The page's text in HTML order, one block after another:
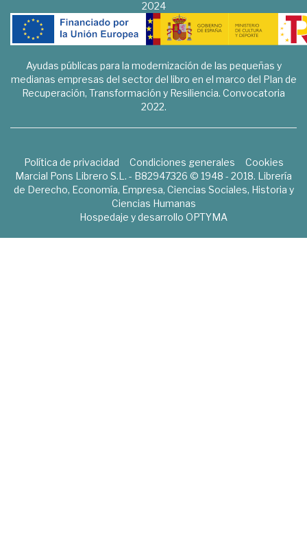
2024
Ayudas públicas para la modernización de las pequeñas y
medianas empresas del sector del libro en el marco del Plan de
Recuperación, Transformación y Resiliencia. Convocatoria
2022.
Política de privacidad Condiciones generales
Cookies
Marcial Pons Librero S.L. - B82947326 © 1948 - 2018. Librería
de Derecho, Economía, Empresa, Ciencias Sociales, Historia y
Ciencias Humanas
Hospedaje y desarrollo OPTYMA